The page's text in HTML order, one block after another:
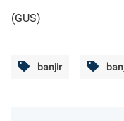
(GUS)
banjir